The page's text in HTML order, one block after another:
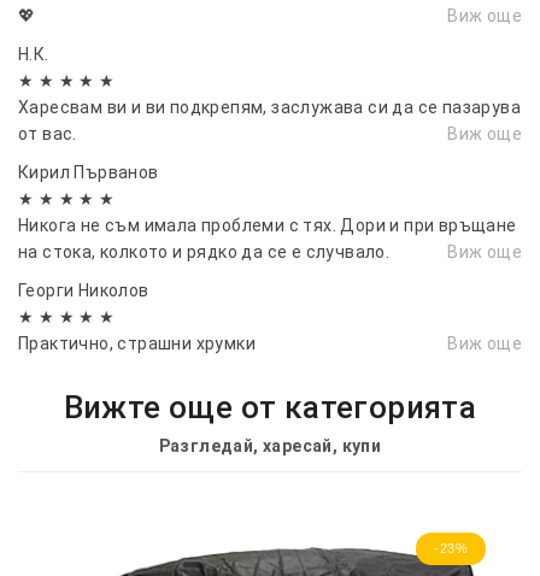
💖
Виж още
Н.К.
★ ★ ★ ★ ★
Харесвам ви и ви подкрепям, заслужава си да се пазарува
от вас.
Виж още
Кирил Първанов
★ ★ ★ ★ ★
Никога не съм имала проблеми с тях. Дори и при връщане
на стока, колкото и рядко да се е случвало.
Виж още
Георги Николов
★ ★ ★ ★ ★
Практично, страшни хрумки
Виж още
Вижте още от категорията
Разгледай, харесай, купи
-23%